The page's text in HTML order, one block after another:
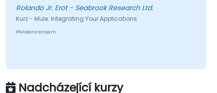
Rolando Jr. Erot - Seabrook Research Ltd.
Kurz - Mule: Integrating Your Applications
Přeloženo strojem
Nadcházející kurzy